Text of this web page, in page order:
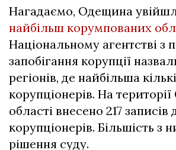
Нагадаємо, Одещина
найбільш корумпованих
Національному агентстві з
запобігання корупції
регіонів, де найбільша
корупціонерів. На
області внесено 217 записів
корупціонерів. Більшість з
рішення суду.